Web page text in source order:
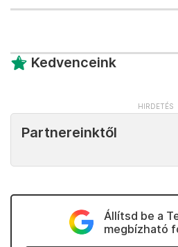
Kedvenceink
Partnereinktől
Állítsd be a
megbízható